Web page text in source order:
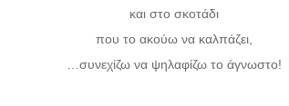
και στο σκοτάδι
που το ακούω να καλπάζει,
…συνεχίζω να ψηλαφίζω το άγνωστο!